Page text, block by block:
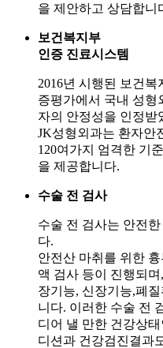
을 제안하고 상담합니
보건복지부
인증 진료시스템
2016년 시행된 보건
증평가에서 국내 성형
자의 안정성을 인정받
JK성형외과는 환자안
120여가지 엄격한 기
을 제공합니다.
수술 전 검사
수술 전 검사는 안전
다.
안전산 마취를 위한
액 검사 등이 진행되
장기능, 신장기능,폐
니다. 이러한 수술 전
디어 낼 만한 건강상
디션과 건강검진결과